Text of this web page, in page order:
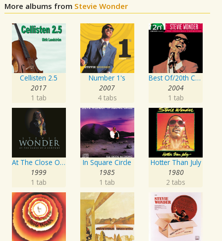
More albums from Stevie Wonder
Cellisten 2.5
2017
1 tab
Number 1's
2007
4 tabs
Best Of/20th Century - Christmas
2004
1 tab
At The Close Of A Century
1999
1 tab
In Square Circle
1985
1 tab
Hotter Than July
1980
2 tabs